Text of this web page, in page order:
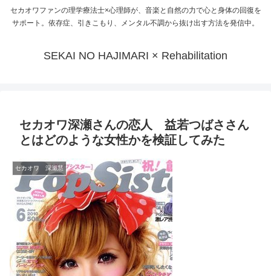
セカオワファンの理学療法士×心理師が、音楽と自然の力で心と身体の回復を
サポート。依存症、引きこもり、メンタル不調から抜け出す方法を発信中。
SEKAI NO HAJIMARI × Rehabilitation
セカオワ深瀬さんの恋人 益若つばささん
とはどのような女性かを検証してみた
セカオワ 深瀬慧